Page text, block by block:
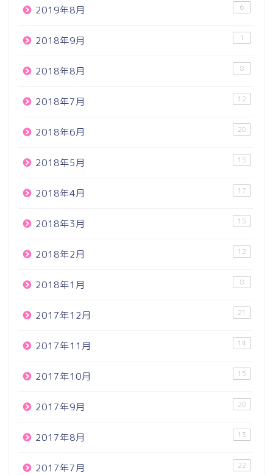
2019年8月 6
2018年9月 1
2018年8月 8
2018年7月 12
2018年6月 20
2018年5月 15
2018年4月 17
2018年3月 15
2018年2月 12
2018年1月 8
2017年12月 21
2017年11月 14
2017年10月 15
2017年9月 20
2017年8月 13
2017年7月 22